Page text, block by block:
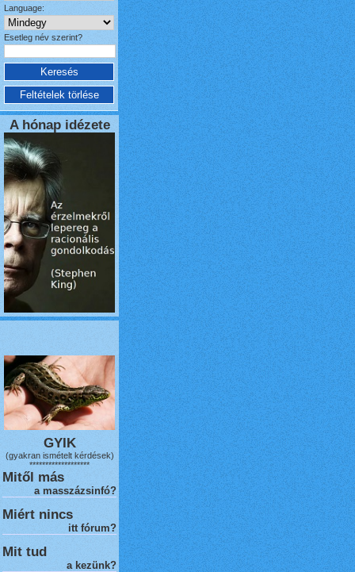
Language:
Esetleg név szerint?
A hónap idézete
GYIK
(gyakran ismételt kérdések)
*******************
Mitől más
a masszázsinfó?
Miért nincs
itt fórum?
Mit tud
a kezünk?